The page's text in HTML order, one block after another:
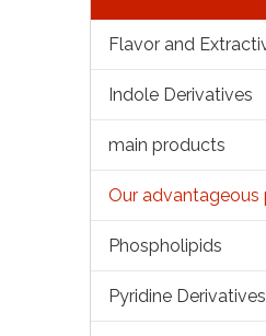
Flavor and
Indole Derivatives
main products
Our advantageous
Phospholipids
Pyridine Derivatives